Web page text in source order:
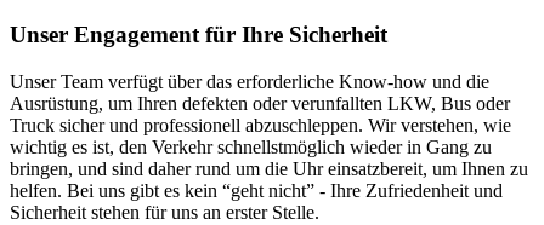
Unser Engagement für Ihre Sicherheit
Unser Team verfügt über das erforderliche Know-how und die
Ausrüstung, um Ihren defekten oder verunfallten LKW, Bus oder
Truck sicher und professionell abzuschleppen. Wir verstehen, wie
wichtig es ist, den Verkehr schnellstmöglich wieder in Gang zu
bringen, und sind daher rund um die Uhr einsatzbereit, um Ihnen zu
helfen. Bei uns gibt es kein “geht nicht” - Ihre Zufriedenheit und
Sicherheit stehen für uns an erster Stelle.